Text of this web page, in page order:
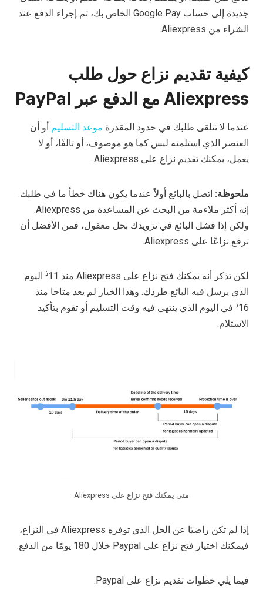
جديدة إلى حساب Google Pay الخاص بك، ثم إجراء الدفع عند
الشراء من Aliexpress.
كيفية تقديم نزاع حول طلب
Aliexpress مع الدفع عبر PayPal
عندما لا تتلقى طلبك في حدود المقدرة موعد التسليم أو أن
العنصر الذي استلمته ليس كما هو موصوف، أو تالفًا، أو لا
يعمل، يمكنك تقديم نزاع على Aliexpress.
ملحوظة: اتصل بالبائع أولاً عندما يكون هناك خطأ ما في طلبك.
إنه أكثر ملاءمة من البحث عن المساعدة من Aliexpress.
ولكن إذا فشل البائع في تزويدك بحل معقول، فمن الأفضل أن
ترفع نزاعًا على Aliexpress.
لكن تذكر أنه يمكنك فتح نزاع على Aliexpress منذ 11 ذ اليوم
الذي يرسل فيه البائع طردك. وهذا الخيار لم يعد متاحا منذ
16ذ في اليوم الذي ينتهي فيه وقت التسليم أو تقوم بتأكيد
الاستلام.
متى يمكنك فتح نزاع على Aliexpress
إذا لم تكن راضيًا عن الحل الذي توفره Aliexpress في النزاع،
فيمكنك اختيار فتح نزاع على Paypal خلال 180 يومًا من الدفع.
فيما يلي خطوات تقديم نزاع على Paypal.